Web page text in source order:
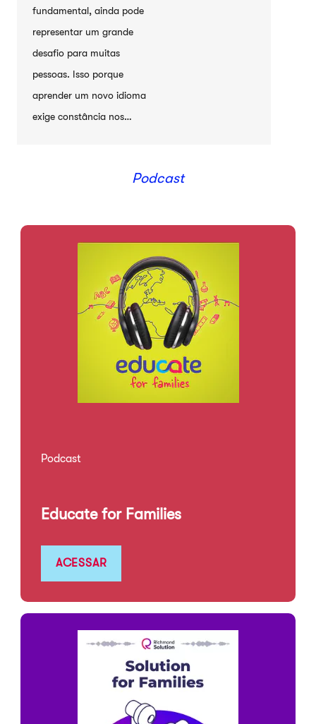
fundamental, ainda pode
representar um grande
desafio para muitas
pessoas. Isso porque
aprender um novo idioma
exige constância nos…
Podcast
Podcast
Educate for Families
ACESSAR